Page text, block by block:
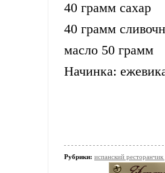
40 грамм сахар
40 грамм
масло 50 грамм
Начинка:
Рубрики: испанский